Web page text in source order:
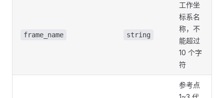
frame_name string
工作坐
标系名
称，不
能超过
10 个字
符
参考点